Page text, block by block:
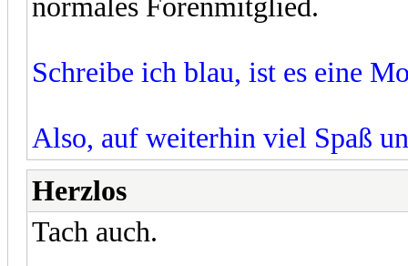
normales Forenmitglied.
Schreibe ich blau, ist es eine
Also, auf weiterhin viel Spaß
Herzlos
Tach auch.